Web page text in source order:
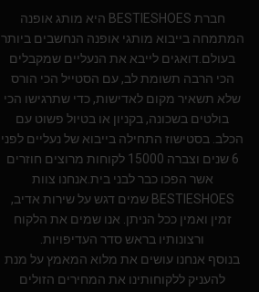
חברת BESTIESHOES היא מותג אופנה
המתמחה בייבוא מותגי אופנה הנחשבים ביותר
בעולם.דואגים לייבא את הנעליים שמקבלים
הכי הרבה תשומת לב, עם הסטייל הכי הורס
שלא תשאיר מקום לאדישות, כדי שתרגישו הכי
בולטים בשכונה, בקניון או בטיול פשוט עם
הכלב. בסטישוז התחילה בייבוא של נעליים לפני
6 שנים וצברה 15000 לקוחות מרוצים חוזרים
אשר הפכו כבר לבני בית.אנחנו צוות
BESTIESHOES שמים דגש על שירות אדיב,
זמין ואמין ככל הניתן. אנו שמים את הלקוח
ורצונותיו בראש סדר העדיפויות.
בנוסף אנחנו עושים את מלוא המאמץ על מנת
להעניק ללקוחותינו את המחירים הזולים